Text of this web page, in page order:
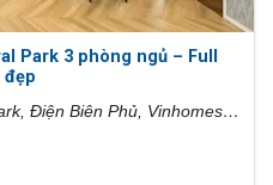
Park 3 phòng ngủ – Full
đẹp
Điện Biên Phủ, Vinhomes